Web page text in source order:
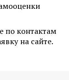
по контактам
на сайте.